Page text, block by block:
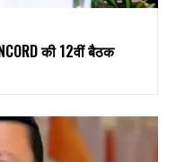
की 12वीं बैठक